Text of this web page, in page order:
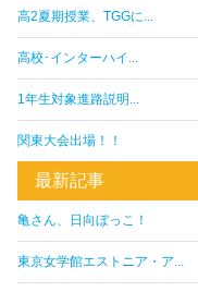
高2夏期授業、TGGに...
高校･インターハイ...
1年生対象進路説明...
関東大会出場！！
最新記事
亀さん、日向ぼっこ！
東京女学館エストニア・ア...